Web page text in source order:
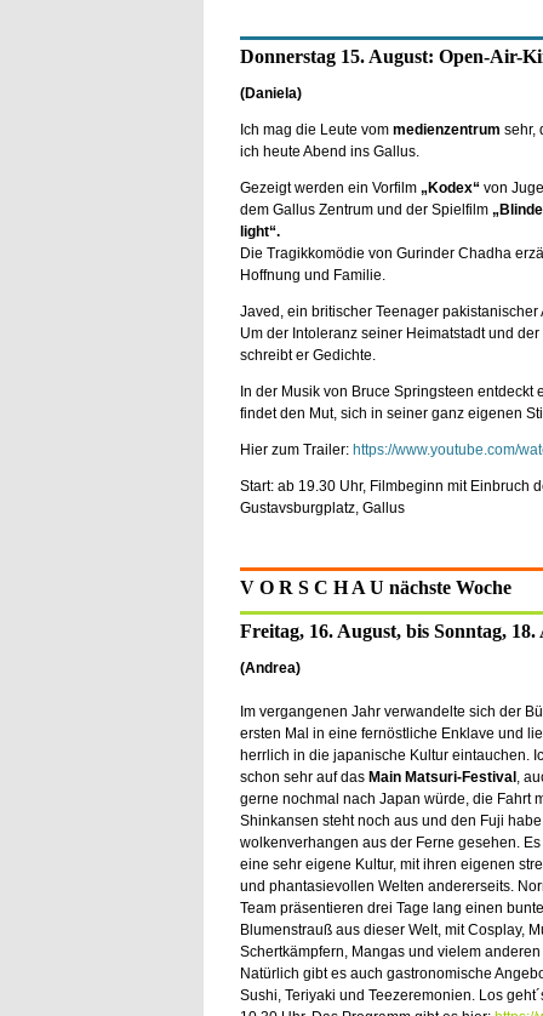
Donnerstag 15. August: Open-Air-
(Daniela)
Ich mag die Leute vom medienzentrum sehr,
ich heute Abend ins Gallus.
Gezeigt werden ein Vorfilm „Kodex“ von
dem Gallus Zentrum und der Spielfilm
light“.
Die Tragikkomödie von Gurinder Chadha
Hoffnung und Familie.
Javed, ein britischer Teenager
Um der Intoleranz seiner Heimatstadt und
schreibt er Gedichte.
In der Musik von Bruce Springsteen
findet den Mut, sich in seiner ganz eigenen
Hier zum Trailer: https://www.youtube.com/
Start: ab 19.30 Uhr, Filmbeginn mit Einbruch
Gustavsburgplatz, Gallus
V O R S C H A U nächste Woche
Freitag, 16. August, bis Sonntag,
(Andrea)
Im vergangenen Jahr verwandelte sich der
ersten Mal in eine fernöstliche Enklave und
herrlich in die japanische Kultur eintauchen.
schon sehr auf das Main Matsuri-Festival ,
gerne nochmal nach Japan würde, die Fahrt
Shinkansen steht noch aus und den Fuji
wolkenverhangen aus der Ferne gesehen. Es
eine sehr eigene Kultur, mit ihren eigenen
und phantasievollen Welten andererseits.
Team präsentieren drei Tage lang einen
Blumenstrauß aus dieser Welt, mit Cosplay,
Schertkämpfern, Mangas und vielem anderen
Natürlich gibt es auch gastronomische
Sushi, Teriyaki und Teezeremonien. Los